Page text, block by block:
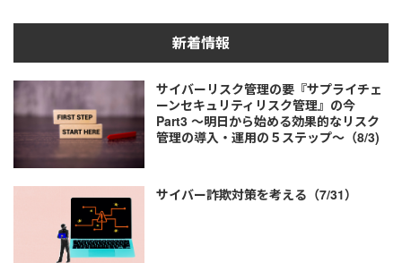
新着情報
サイバーリスク管理の要『サプライチェ
ーンセキュリティリスク管理』の今
Part3 ～明日から始める効果的なリスク
管理の導入・運用の５ステップ～（8/3)
サイバー詐欺対策を考える（7/31）